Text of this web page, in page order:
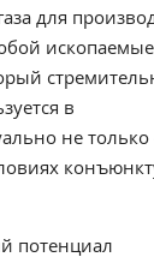
для
ископаемые
в
не только
потенциал